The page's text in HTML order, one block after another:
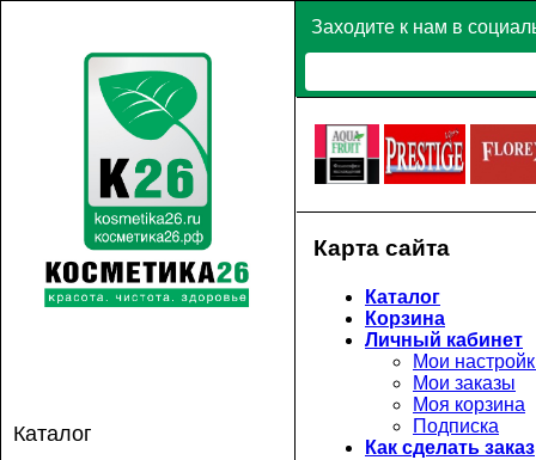
Заходите к нам в
Каталог
Карта сайта
Каталог
Корзина
Личный кабинет
Мои
Мои заказы
Моя корзина
Подписка
Как сделать заказ